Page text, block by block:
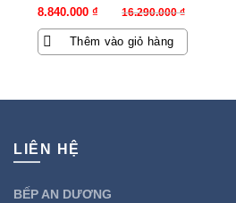
16.290.000₫
Giá
gốc
là:
8.840.000 ₫
Giá
hiện
tại
Thêm vào giỏ hàng
LIÊN HỆ
BẾP AN DƯƠNG